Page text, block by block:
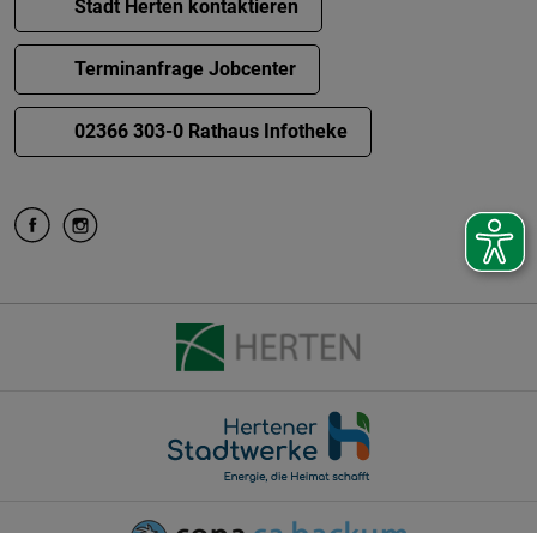
Stadt Herten kontaktieren
Terminanfrage Jobcenter
02366 303-0 Rathaus Infotheke